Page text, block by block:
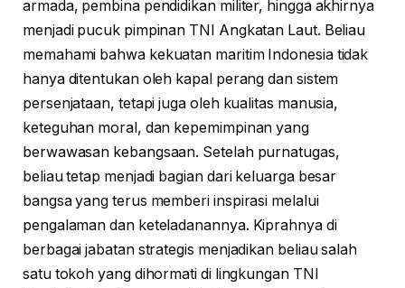
armada, pembina pendidikan militer, hingga akhirnya
menjadi pucuk pimpinan TNI Angkatan Laut. Beliau
memahami bahwa kekuatan maritim Indonesia tidak
hanya ditentukan oleh kapal perang dan sistem
persenjataan, tetapi juga oleh kualitas manusia,
keteguhan moral, dan kepemimpinan yang
berwawasan kebangsaan. Setelah purnatugas,
beliau tetap menjadi bagian dari keluarga besar
bangsa yang terus memberi inspirasi melalui
pengalaman dan keteladanannya. Kiprahnya di
berbagai jabatan strategis menjadikan beliau salah
satu tokoh yang dihormati di lingkungan TNI